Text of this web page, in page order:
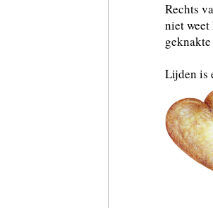
Rechts
niet
Lijden is